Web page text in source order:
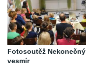
Fotosoutěž Nekonečný
vesmír